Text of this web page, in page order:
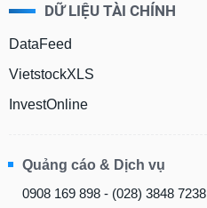
DỮ LIỆU TÀI CHÍNH
DataFeed
VietstockXLS
InvestOnline
Quảng cáo & Dịch vụ
0908 169 898 - (028) 3848 7238